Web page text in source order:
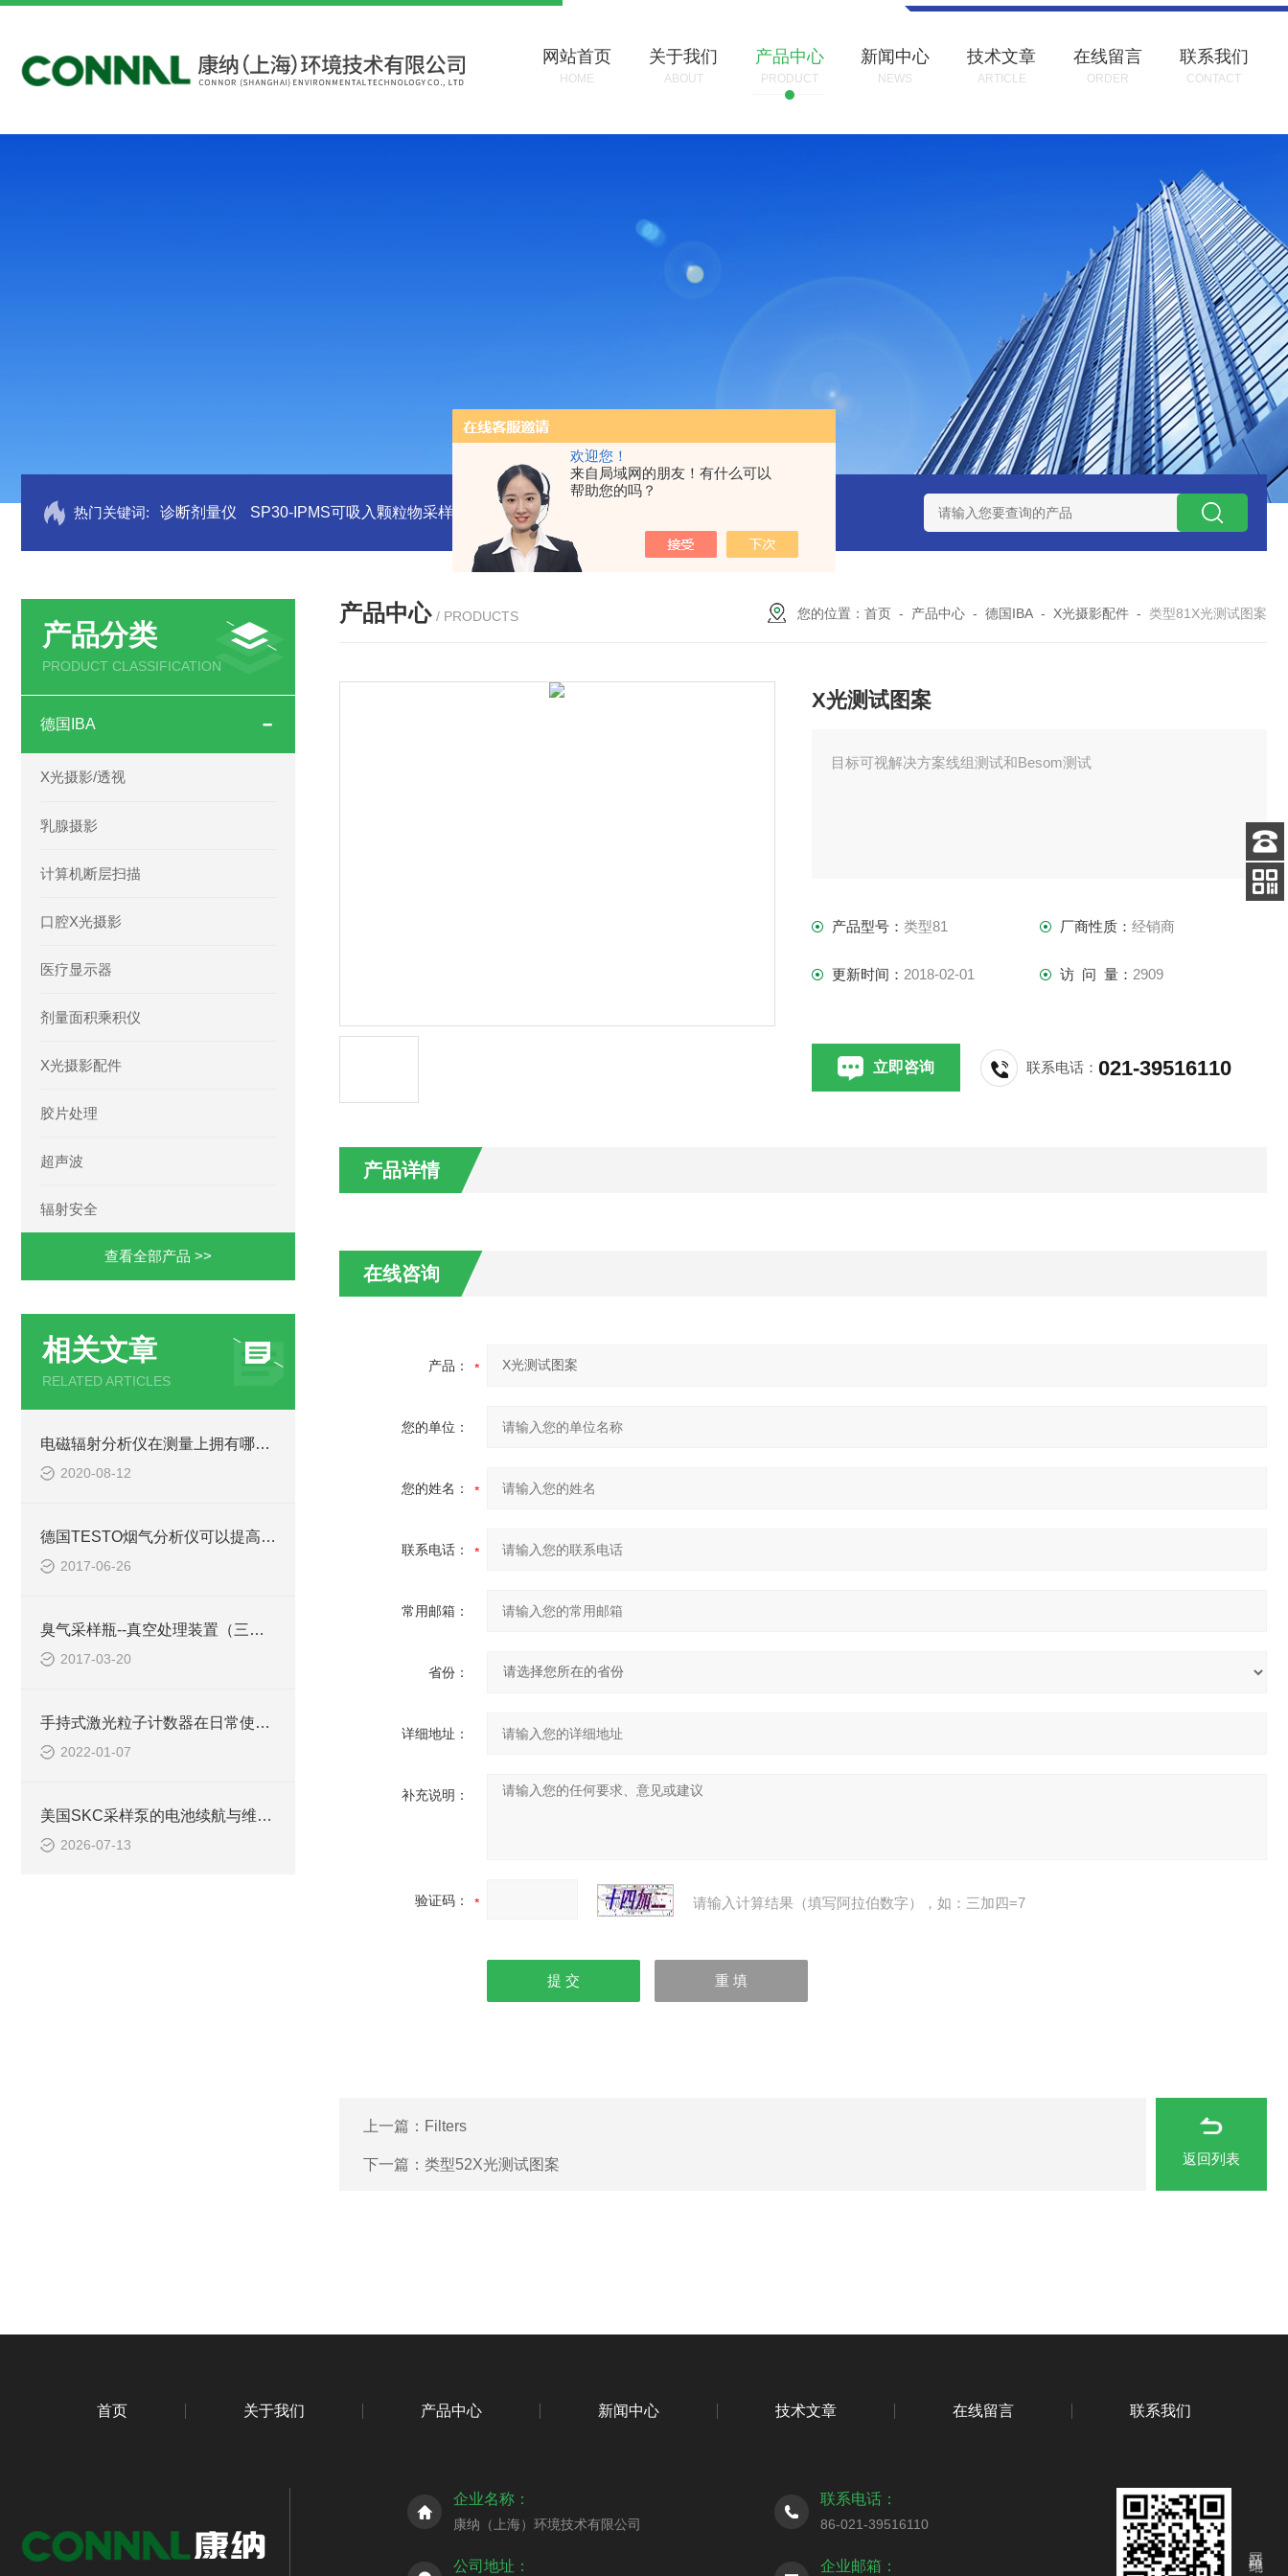
欢迎您！
来自局域网的朋友！有什么可以
帮助您的吗？
网站首页
HOME
关于我们
ABOUT
产品中心
PRODUCT
新闻中心
NEWS
技术文章
ARTICLE
在线留言
ORDER
联系我们
CONTACT
热门关键词: 诊断剂量仪 SP30-IPMS可吸入颗粒物采样器 DryCal 800美国MesaLabs 气体质量流量计 CQB300数字恒流矿用防爆个体空气采样器 CQB1500数字恒流防爆矿用
产品分类
PRODUCT CLASSIFICATION
德国IBA
X光摄影/透视
乳腺摄影
计算机断层扫描
口腔X光摄影
医疗显示器
剂量面积乘积仪
X光摄影配件
胶片处理
超声波
辐射安全
查看全部产品 >>
相关文章
RELATED ARTICLES
电磁辐射分析仪在测量上拥有哪些功能你知道吗？
2020-08-12
德国TESTO烟气分析仪可以提高燃烧效率
2017-06-26
臭气采样瓶--真空处理装置（三点比较式臭袋法）
2017-03-20
手持式激光粒子计数器在日常使用中具有诸多特点
2022-01-07
美国SKC采样泵的电池续航与维护指南
2026-07-13
产品中心 / PRODUCTS 您的位置： 首页 - 产品中心 - 德国IBA - X光摄影配件 - 类型81X光测试图案
X光测试图案
目标可视解决方案线组测试和Besom测试
产品型号： 类型81 厂商性质： 经销商
更新时间： 2018-02-01 访 问 量： 2909
立即咨询 联系电话：021-39516110
产品详情
在线咨询
产品：
您的单位：
您的姓名：
联系电话：
常用邮箱：
省份：
详细地址：
补充说明：
验证码： 请输入计算结果（填写阿拉伯数字），如：三加四=7
上一篇： Filters
下一篇： 类型52X光测试图案 返回列表
首页 关于我们 产品中心 新闻中心 技术文章 在线留言 联系我们
企业名称：
康纳（上海）环境技术有限公司
联系电话：
86-021-39516110
公司地址： 企业邮箱：
客服
电话